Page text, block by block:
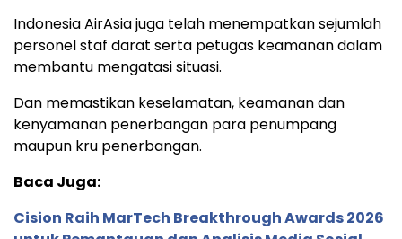
Indonesia AirAsia juga telah menempatkan sejumlah
personel staf darat serta petugas keamanan dalam
membantu mengatasi situasi.
Dan memastikan keselamatan, keamanan dan
kenyamanan penerbangan para penumpang
maupun kru penerbangan.
Baca Juga:
Cision Raih MarTech Breakthrough Awards 2026